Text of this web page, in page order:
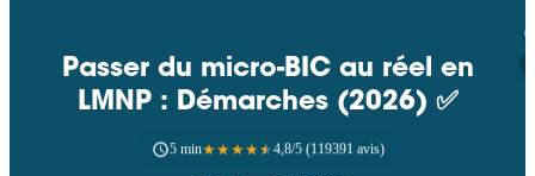
Passer du micro-BIC au réel en
LMNP : Démarches (2026) ✅
5 min★★★★★4,8/5 (119391 avis)